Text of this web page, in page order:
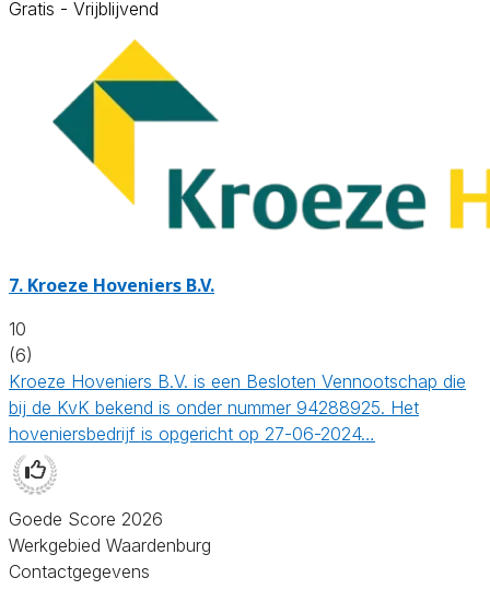
Gratis - Vrijblijvend
7. Kroeze Hoveniers B.V.
10
(6)
Kroeze Hoveniers B.V. is een Besloten Vennootschap die
bij de KvK bekend is onder nummer 94288925. Het
hoveniersbedrijf is opgericht op 27-06-2024…
Goede Score 2026
Werkgebied Waardenburg
Contactgegevens